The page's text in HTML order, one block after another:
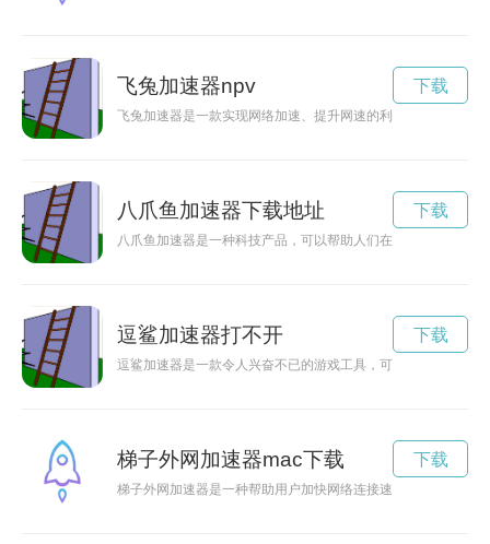
飞兔加速器npv
飞兔加速器是一款实现网络加速、提升网速的利器，让用户畅
下载
八爪鱼加速器下载地址
八爪鱼加速器是一种科技产品，可以帮助人们在探索未知领域
下载
逗鲨加速器打不开
逗鲨加速器是一款令人兴奋不已的游戏工具，可以激发用户在
下载
梯子外网加速器mac下载
梯子外网加速器是一种帮助用户加快网络连接速度、解决网络
下载